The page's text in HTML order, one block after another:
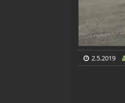
2.5.2019